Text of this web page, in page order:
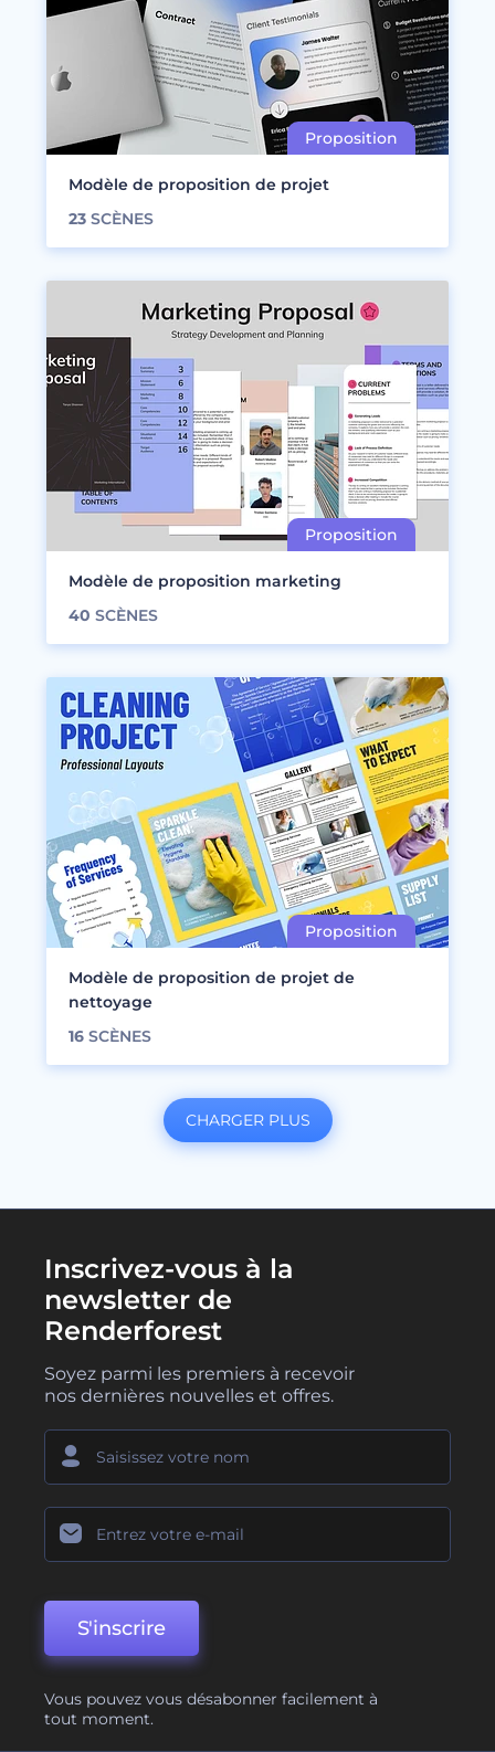
Modèle de proposition de projet
23 SCÈNES
Modèle de proposition marketing
40 SCÈNES
Modèle de proposition de projet de
nettoyage
16 SCÈNES
CHARGER PLUS
Inscrivez-vous à la
newsletter de
Renderforest
Soyez parmi les premiers à recevoir
nos dernières nouvelles et offres.
S'inscrire
Vous pouvez vous désabonner facilement à
tout moment.